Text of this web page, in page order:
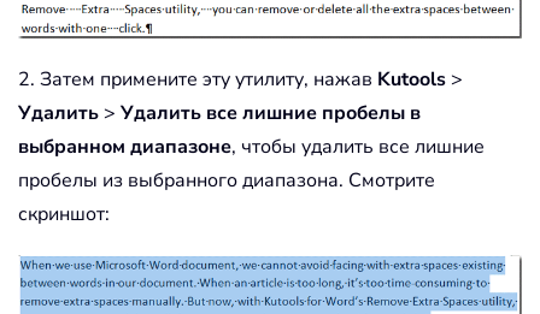
2. Затем примените эту утилиту, нажав Kutools >
Удалить > Удалить все лишние пробелы в
выбранном диапазоне, чтобы удалить все лишние
пробелы из выбранного диапазона. Смотрите
скриншот: